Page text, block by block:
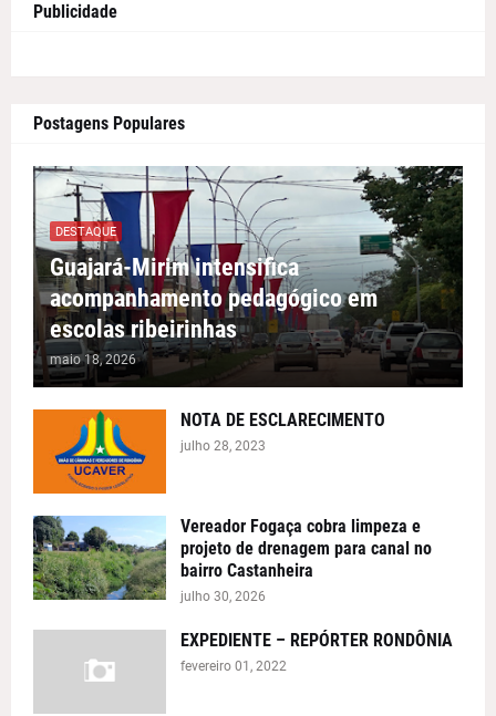
Publicidade
Postagens Populares
DESTAQUE
Guajará-Mirim intensifica
acompanhamento pedagógico em
escolas ribeirinhas
maio 18, 2026
NOTA DE ESCLARECIMENTO
julho 28, 2023
Vereador Fogaça cobra limpeza e
projeto de drenagem para canal no
bairro Castanheira
julho 30, 2026
EXPEDIENTE – REPÓRTER RONDÔNIA
fevereiro 01, 2022